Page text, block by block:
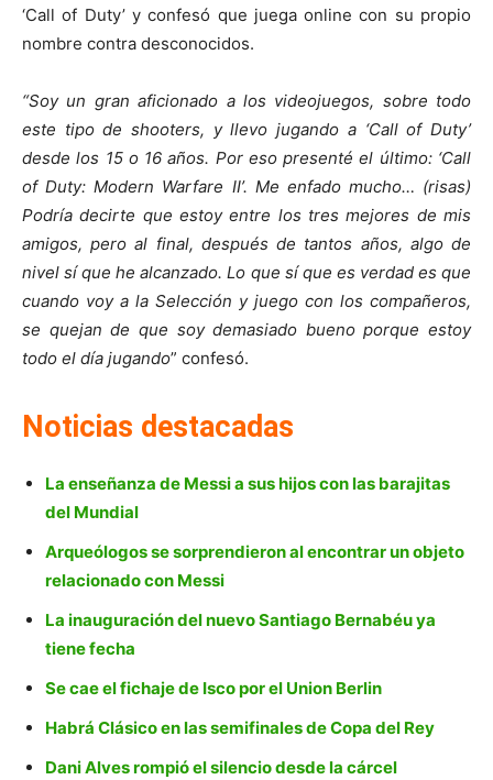
‘Call of Duty’ y confesó que juega online con su propio
nombre contra desconocidos.
“Soy un gran aficionado a los videojuegos, sobre todo
este tipo de shooters, y llevo jugando a ‘Call of Duty’
desde los 15 o 16 años. Por eso presenté el último: ‘Call
of Duty: Modern Warfare II’. Me enfado mucho… (risas)
Podría decirte que estoy entre los tres mejores de mis
amigos, pero al final, después de tantos años, algo de
nivel sí que he alcanzado. Lo que sí que es verdad es que
cuando voy a la Selección y juego con los compañeros,
se quejan de que soy demasiado bueno porque estoy
todo el día jugando” confesó.
Noticias destacadas
La enseñanza de Messi a sus hijos con las barajitas
del Mundial
Arqueólogos se sorprendieron al encontrar un objeto
relacionado con Messi
La inauguración del nuevo Santiago Bernabéu ya
tiene fecha
Se cae el fichaje de Isco por el Union Berlin
Habrá Clásico en las semifinales de Copa del Rey
Dani Alves rompió el silencio desde la cárcel